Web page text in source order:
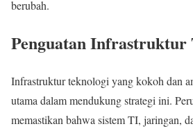
berubah.
Penguatan Infrastruktur
Infrastruktur teknologi yang kokoh dan
utama dalam mendukung strategi ini.
memastikan bahwa sistem TI, jaringan,